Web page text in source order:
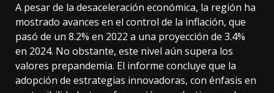
A pesar de la desaceleración económica, la región ha
mostrado avances en el control de la inflación, que
pasó de un 8.2% en 2022 a una proyección de 3.4%
en 2024. No obstante, este nivel aún supera los
valores prepandemia. El informe concluye que la
adopción de estrategias innovadoras, con énfasis en